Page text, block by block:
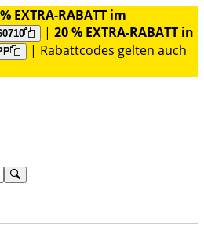
EXTRA-RABATT im
| 20 % EXTRA-RABATT in
| Rabattcodes gelten auch